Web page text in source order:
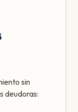
sin
deudoras: